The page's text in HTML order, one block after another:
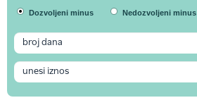
Dozvoljeni minus Nedozvoljeni minus